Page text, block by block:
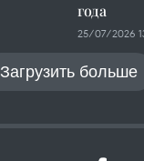
года
25/07/2026
Загрузить больше